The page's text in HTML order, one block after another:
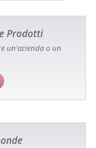
Prodotti
un'azienda o un